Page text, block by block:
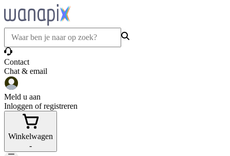
Contact
Chat & email
Meld u aan
Inloggen of registreren
Winkelwagen
-